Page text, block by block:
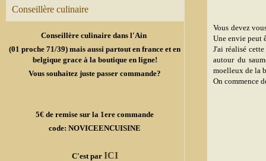
Conseillère culinaire
Conseillère culinaire dans l'Ain
(01 proche 71/39) mais aussi partout en france et en
belgique grace à la boutique en ligne!
Vous souhaitez juste passer commande?
5€ de remise sur la 1ere commande
code: NOVICEENCUISINE
C'est par ICI
Vous devez
Une envie peut
J'ai réalisé
autour du
moelleux de la
On commence